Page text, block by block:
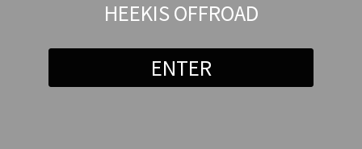
HEEKIS OFFROAD
ENTER